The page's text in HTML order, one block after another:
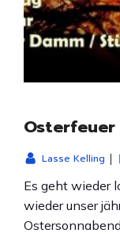
Osterfeuer
Lasse Kelling |
Es geht wieder
wieder unser